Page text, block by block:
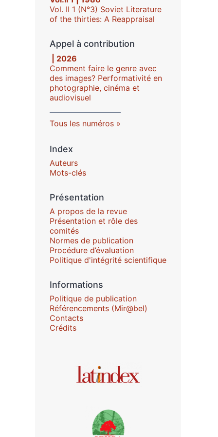
Vol. II 1 (N°3) Soviet Literature
of the thirties: A Reappraisal
Appel à contribution
| 2026
Comment faire le genre avec
des images? Performativité en
photographie, cinéma et
audiovisuel
Tous les numéros
Index
Auteurs
Mots-clés
Présentation
A propos de la revue
Présentation et rôle des
comités
Normes de publication
Procédure d’évaluation
Politique d'intégrité scientifique
Informations
Politique de publication
Référencements (Mir@bel)
Contacts
Crédits
Affiliations/partenaires